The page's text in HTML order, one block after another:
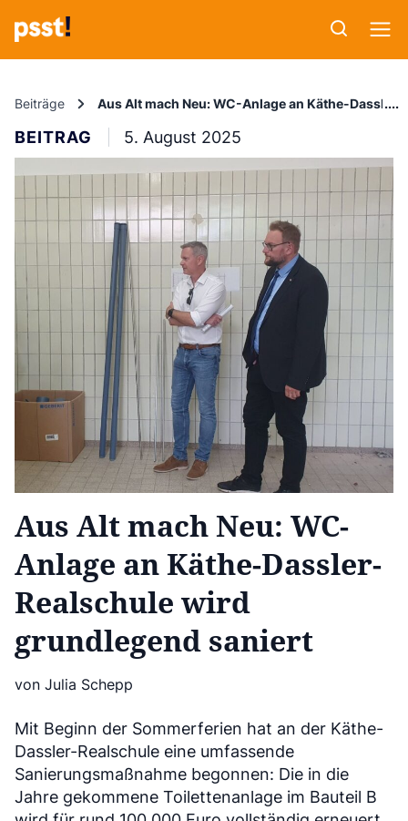
Beiträge Aus Alt mach Neu: WC-Anlage an Käthe-
BEITRAG 5. August 2025
Aus Alt mach Neu: WC-
Anlage an Käthe-Dassler-
Realschule wird
grundlegend saniert
von Julia Schepp
Mit Beginn der Sommerferien hat an der Käthe-
Dassler-Realschule eine umfassende
Sanierungsmaßnahme begonnen: Die in die
Jahre gekommene Toilettenanlage im Bauteil B